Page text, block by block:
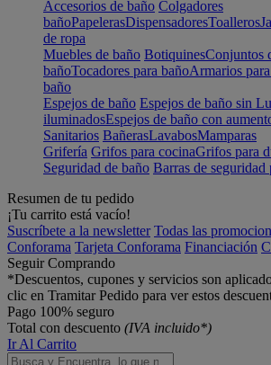
Accesorios de baño Colgadores
bañoPapelerasDispensadoresToalleros
de ropa
Muebles de baño BotiquinesConjuntos
bañoTocadores para bañoArmarios
baño
Espejos de baño Espejos de baño sin
iluminadosEspejos de baño con
Sanitarios BañerasLavabosMamparas
Grifería Grifos para cocinaGrifos para
Seguridad de baño Barras de seguridad
Resumen de tu pedido
¡Tu carrito está vacío!
Suscríbete a la newsletter Todas las
Conforama Tarjeta Conforama Financiación
Seguir Comprando
*Descuentos, cupones y servicios son
clic en Tramitar Pedido para ver estos
Pago 100% seguro
Total con descuento (IVA incluido*)
Ir Al Carrito